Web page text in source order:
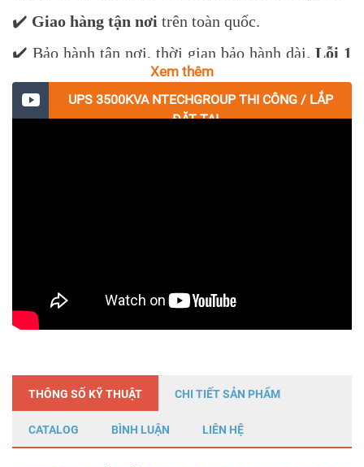
✔️ Giao hàng tận nơi trên toàn quốc.
✔️ Bảo hành tận nơi, thời gian bảo hành dài. Lỗi 1
trong vòng 1 tháng. Bảo trì định kỳ theo tiêu
chuẩn nhà sản xuất.
✔️Đặc biệt hỗ trợ dự án: về giá, giao hàng tận
Xem thêm
UPS 3500KVA NTECHGROUP THI CÔNG / LẮP
ĐẶT TẠI...
THÔNG SỐ KỸ THUẬT CHI TIẾT SẢN PHẨM
CATALOG BÌNH LUẬN LIÊN HỆ